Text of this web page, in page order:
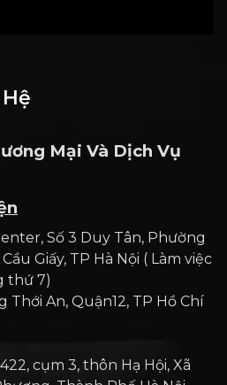
Mại Và Dịch Vụ
Số 3 Duy Tân, Phường
Giấy, TP Hà Nội ( Làm việc
thứ 7)
An, Quận12, TP Hồ Chí
cụm 3, thôn Hạ Hội, Xã